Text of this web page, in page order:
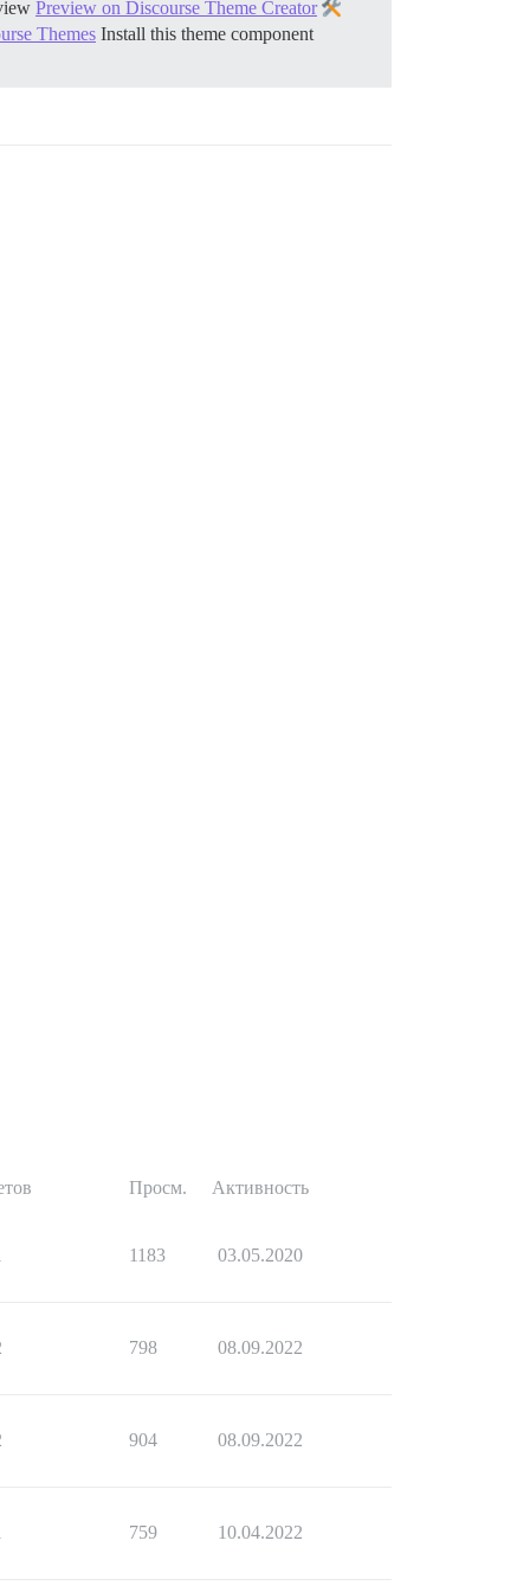
Preview on Discourse Theme Creator
Themes Install this theme component
Просм. Активность
1183 03.05.2020
798 08.09.2022
904 08.09.2022
759 10.04.2022